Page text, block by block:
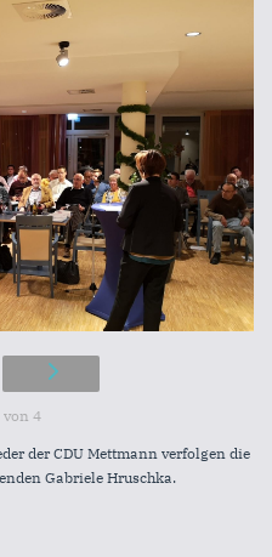
von 4
der CDU Mettmann verfolgen die
Gabriele Hruschka.